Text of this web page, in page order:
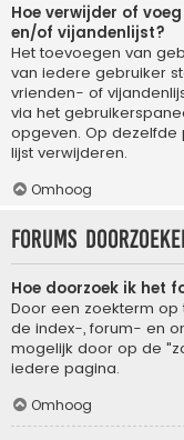
Hoe verwijder of
en/of vijandenlijst?
Het toevoegen van
van iedere gebruiker
vrienden- of
via het
opgeven. Op dezelfde
lijst verwijderen.
Omhoog
Forums
Hoe doorzoek ik het
Door een zoekterm op
de index-, forum- en
mogelijk door op de
iedere pagina.
Omhoog